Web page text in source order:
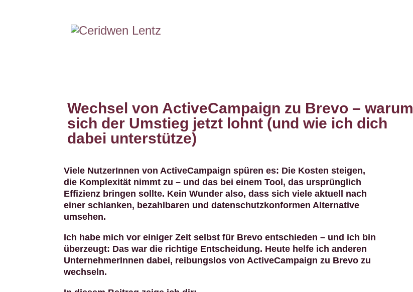
Wechsel von ActiveCampaign zu Brevo – warum
sich der Umstieg jetzt lohnt (und wie ich dich
dabei unterstütze)
Viele NutzerInnen von ActiveCampaign spüren es: Die Kosten steigen,
die Komplexität nimmt zu – und das bei einem Tool, das ursprünglich
Effizienz bringen sollte. Kein Wunder also, dass sich viele aktuell nach
einer schlanken, bezahlbaren und datenschutzkonformen Alternative
umsehen.
Ich habe mich vor einiger Zeit selbst für Brevo entschieden – und ich bin
überzeugt: Das war die richtige Entscheidung. Heute helfe ich anderen
UnternehmerInnen dabei, reibungslos von ActiveCampaign zu Brevo zu
wechseln.